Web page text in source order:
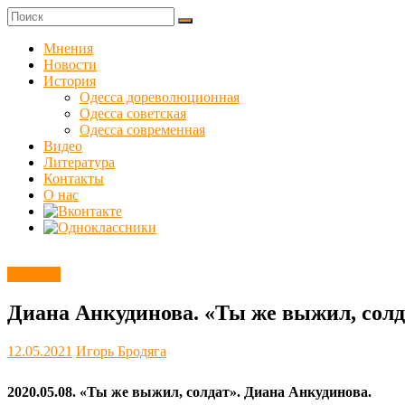
Skip
to
content
Куликовец
Сайт
одесского
сопротивления
Мнения
Новости
История
Одесса дореволюционная
Одесса советская
Одесса современная
Видео
Литература
Контакты
О нас
Диана Анкудинова. «Ты же выжил,
12.05.2021 Игорь Бродяга
2020.05.08. «Ты же выжил, солдат». Диана Анкудинова.